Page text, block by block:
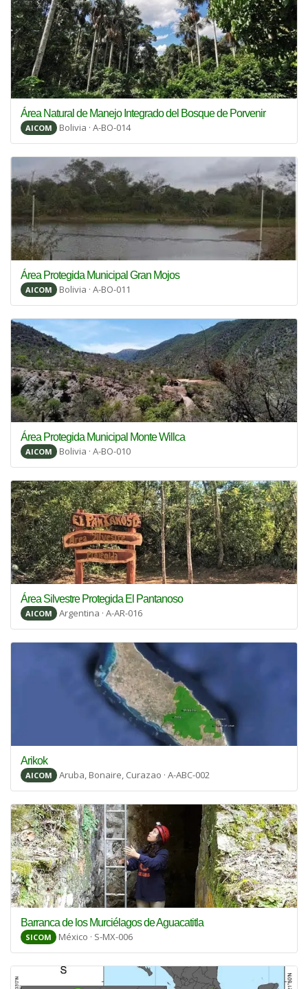
Área Natural de Manejo Integrado del Bosque de Porvenir
AICOM Bolivia · A-BO-014
Área Protegida Municipal Gran Mojos
AICOM Bolivia · A-BO-011
Área Protegida Municipal Monte Willca
AICOM Bolivia · A-BO-010
Área Silvestre Protegida El Pantanoso
AICOM Argentina · A-AR-016
Arikok
AICOM Aruba, Bonaire, Curazao · A-ABC-002
Barranca de los Murciélagos de Aguacatitla
SICOM México · S-MX-006